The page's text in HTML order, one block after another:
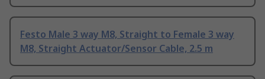
Festo Male 3 way M8, Straight to Female 3 way
M8, Straight Actuator/Sensor Cable, 2.5 m